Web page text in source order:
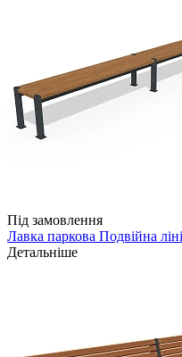
Під замовлення
Лавка паркова Подвійна
Детальніше